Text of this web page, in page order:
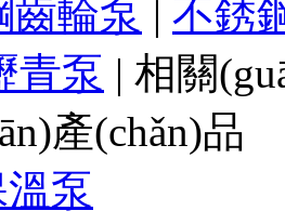
齒輪泵 | 不銹
青泵 | 相關
產(chǎn)品
泵